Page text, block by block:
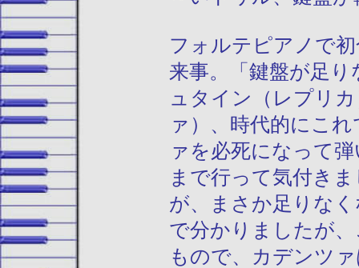
フォルテピアノで
来事。「鍵盤が足
ュタイン（レプリ
ァ）、時代的にこ
ァを必死になって
まで行って気付き
が、まさか足りな
で分かりましたが
もので、カデンツ